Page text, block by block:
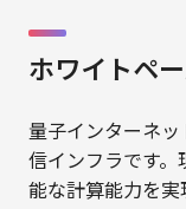
ホワイトペ
量子インターネ
信インフラです。
能な計算能力を